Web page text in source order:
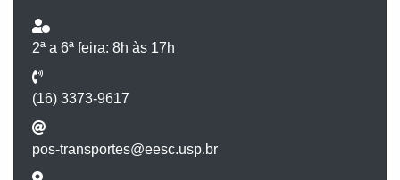
2ª a 6ª feira: 8h às 17h
(16) 3373-9617
pos-transportes@eesc.usp.br